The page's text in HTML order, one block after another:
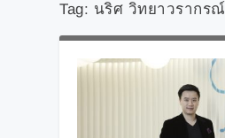
Tag: นริศ วิทยาวรากรณ์